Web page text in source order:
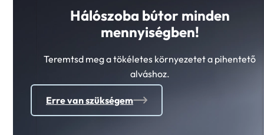
Hálószoba bútor minden
mennyiségben!
Teremtsd meg a tökéletes környezetet a pihentető
alváshoz.
Erre van szükségem